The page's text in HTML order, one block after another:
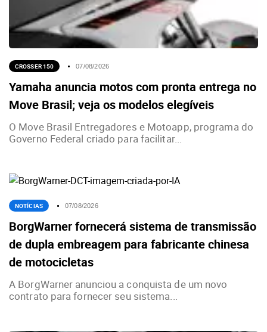
CROSSER 150 07/08/2026
Yamaha anuncia motos com pronta entrega no
Move Brasil; veja os modelos elegíveis
O Move Brasil Entregadores e Motoapp, programa do
Governo Federal criado para facilitar...
NOTÍCIAS 07/08/2026
BorgWarner fornecerá sistema de transmissão
de dupla embreagem para fabricante chinesa
de motocicletas
A BorgWarner anunciou a conquista de um novo
contrato para fornecer seu sistema...